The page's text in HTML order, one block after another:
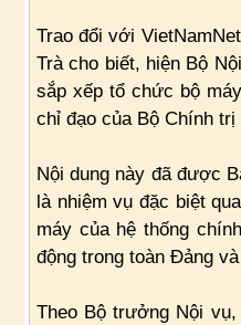
Trao đổi với
Trà cho biết, hiện Bộ
sắp xếp tổ chức bộ
chỉ đạo của Bộ Chính
Nội dung này đã được
là nhiệm vụ đặc biệt
máy của hệ thống
động trong toàn Đảng
Theo Bộ trưởng Nội